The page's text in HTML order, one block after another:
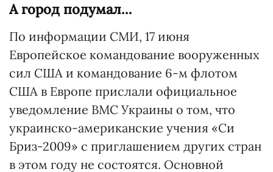
А город подумал…
По информации СМИ, 17 июня
Европейское командование вооруженных
сил США и командование 6-м флотом
США в Европе прислали официальное
уведомление ВМС Украины о том, что
украинско-американские учения «Си
Бриз-2009» с приглашением других стран
в этом году не состоятся. Основной